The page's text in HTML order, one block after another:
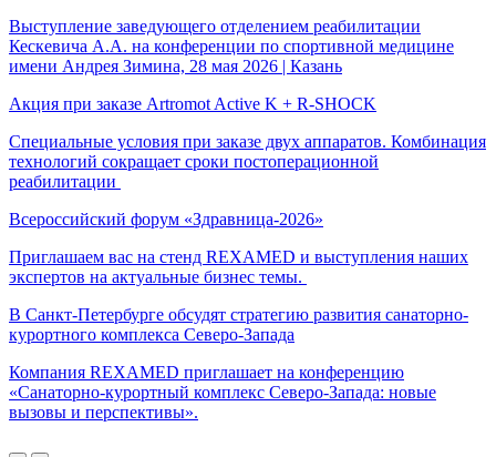
Выступление заведующего отделением реабилитации
Кескевича А.А. на конференции по спортивной медицине
имени Андрея Зимина, 28 мая 2026 | Казань
Акция при заказе Artromot Active K + R-SHOCK
Специальные условия при заказе двух аппаратов. Комбинация
технологий сокращает сроки постоперационной
реабилитации
Всероссийский форум «Здравница-2026»
Приглашаем вас на стенд REXAMED и выступления наших
экспертов на актуальные бизнес темы.
В Санкт-Петербурге обсудят стратегию развития санаторно-
курортного комплекса Северо-Запада
Компания REXAMED приглашает на конференцию
«Санаторно-курортный комплекс Северо-Запада: новые
вызовы и перспективы».